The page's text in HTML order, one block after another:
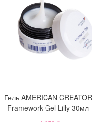
Гель AMERICAN CREATOR
Framework Gel Lilly 30мл